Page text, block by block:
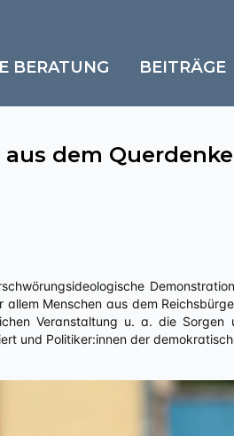
BERATUNG BEITRÄGE
dem
allem Menschen aus dem
Veranstaltung u. a. die
und Politiker:innen der